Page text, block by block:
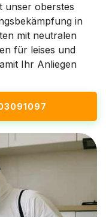
unser oberstes
in
mit neutralen
für leises und
Ihr Anliegen